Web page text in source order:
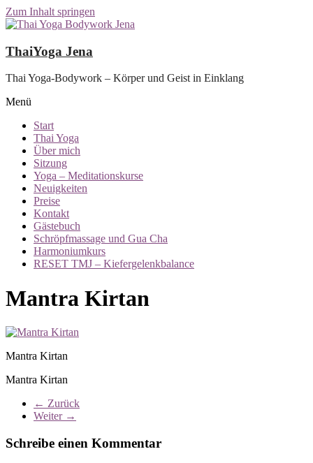
Zum Inhalt springen
ThaiYoga Jena
Thai Yoga-Bodywork – Körper und Geist in Einklang
Menü
Start
Thai Yoga
Über mich
Sitzung
Yoga – Meditationskurse
Neuigkeiten
Preise
Kontakt
Gästebuch
Schröpfmassage und Gua Cha
Harmoniumkurs
RESET TMJ – Kiefergelenkbalance
Mantra Kirtan
Mantra Kirtan
Mantra Kirtan
← Zurück
Weiter →
Schreibe einen Kommentar